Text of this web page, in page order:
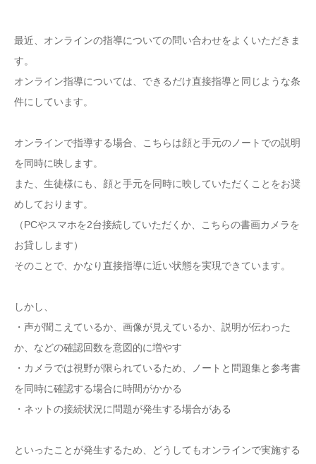
最近、オンラインの指導についての問い合わせをよくいただきま
す。
オンライン指導については、できるだけ直接指導と同じような条
件にしています。
オンラインで指導する場合、こちらは顔と手元のノートでの説明
を同時に映します。
また、生徒様にも、顔と手元を同時に映していただくことをお奨
めしております。
（PCやスマホを2台接続していただくか、こちらの書画カメラを
お貸しします）
そのことで、かなり直接指導に近い状態を実現できています。
しかし、
・声が聞こえているか、画像が見えているか、説明が伝わった
か、などの確認回数を意図的に増やす
・カメラでは視野が限られているため、ノートと問題集と参考書
を同時に確認する場合に時間がかかる
・ネットの接続状況に問題が発生する場合がある
といったことが発生するため、どうしてもオンラインで実施する